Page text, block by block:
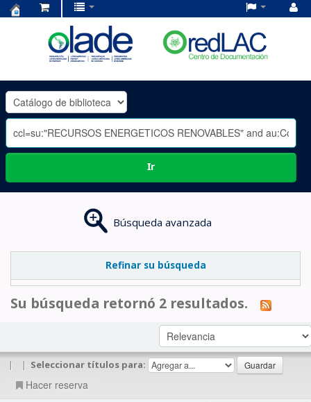
OLADE
-
Ir
Búsqueda avanzada
Refinar su búsqueda
Su búsqueda retornó 2 resultados.
| | Seleccionar títulos para:
Hacer reserva